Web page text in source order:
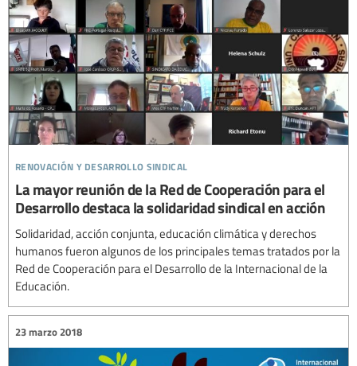
renovación y desarrollo sindical
La mayor reunión de la Red de Cooperación para el
Desarrollo destaca la solidaridad sindical en acción
Solidaridad, acción conjunta, educación climática y derechos
humanos fueron algunos de los principales temas tratados por la
Red de Cooperación para el Desarrollo de la Internacional de la
Educación.
23 marzo 2018